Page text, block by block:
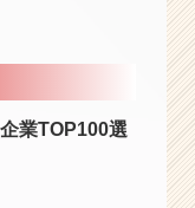
業TOP100選